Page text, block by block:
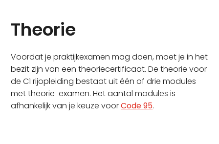
Theorie
Voordat je praktijkexamen mag doen, moet je in het
bezit zijn van een theoriecertificaat. De theorie voor
de C1 rijopleiding bestaat uit één of drie modules
met theorie-examen. Het aantal modules is
afhankelijk van je keuze voorCode 95.